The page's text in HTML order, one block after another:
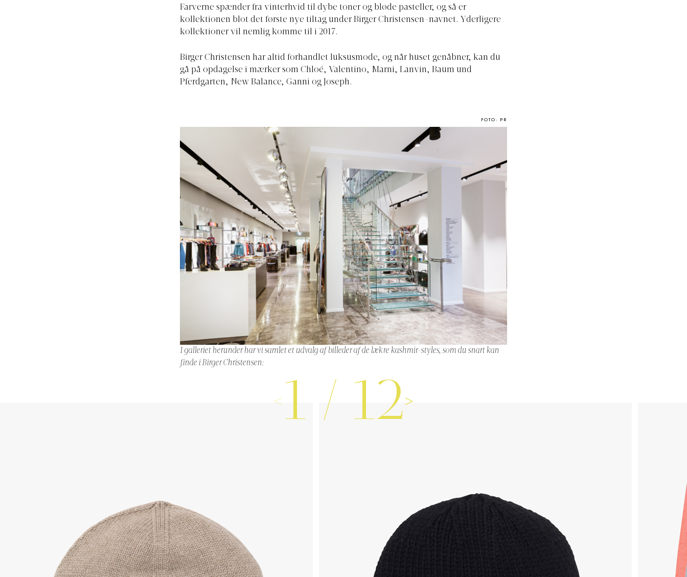
Farverne spænder fra vinterhvid til dybe toner og bløde pasteller, og så er
kollektionen blot det første nye tiltag under Birger Christensen-navnet. Yderligere
kollektioner vil nemlig komme til i 2017.
Birger Christensen har altid forhandlet luksusmode, og når huset genåbner, kan du
gå på opdagelse i mærker som Chloé, Valentino, Marni, Lanvin, Baum und
Pferdgarten, New Balance, Ganni og Joseph.
FOTO: PR
I galleriet herunder har vi samlet et udvalg af billeder af de lækre kashmir-styles, som du snart kan
finde i Birger Christensen:
1 / 12